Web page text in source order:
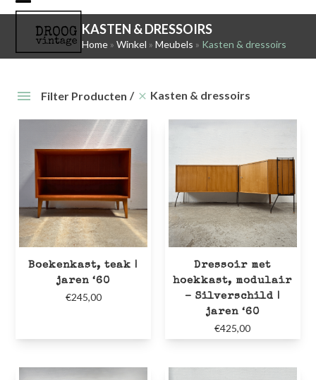
Skip
content
Open
mobile
menu
Close
mobile
menu
KASTEN & DRESSOIRS
Home» Winkel » Meubels » Kasten & dressoirs
Filter Producten Kasten & dressoirs
Boekenkast, teak |
jaren ‘60
€245,00
Dressoir met
hoekkast, modulair
– Silverschild |
jaren ‘60
€425,00